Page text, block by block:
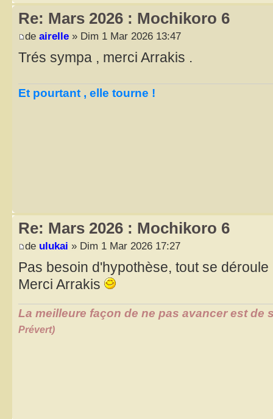
Re: Mars 2026 : Mochikoro 6
de airelle » Dim 1 Mar 2026 13:47
Trés sympa , merci Arrakis .
Et pourtant , elle tourne !
Re: Mars 2026 : Mochikoro 6
de ulukai » Dim 1 Mar 2026 17:27
Pas besoin d'hypothèse, tout se
Merci Arrakis
La meilleure façon de ne pas avancer est de
Prévert)